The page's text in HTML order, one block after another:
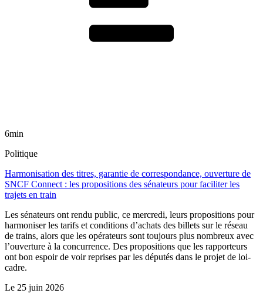
6min
Politique
Harmonisation des titres, garantie de correspondance, ouverture de
SNCF Connect : les propositions des sénateurs pour faciliter les
trajets en train
Les sénateurs ont rendu public, ce mercredi, leurs propositions pour
harmoniser les tarifs et conditions d’achats des billets sur le réseau
de trains, alors que les opérateurs sont toujours plus nombreux avec
l’ouverture à la concurrence. Des propositions que les rapporteurs
ont bon espoir de voir reprises par les députés dans le projet de loi-
cadre.
Le 25 juin 2026